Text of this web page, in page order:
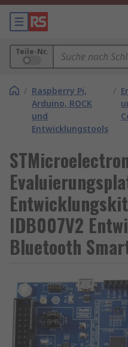
Teile-Nr.
/ Raspberry Pi,
Arduino, ROCK
und
Entwicklungstools
/
Entwicklungskit
IDB007V2
Bluetooth